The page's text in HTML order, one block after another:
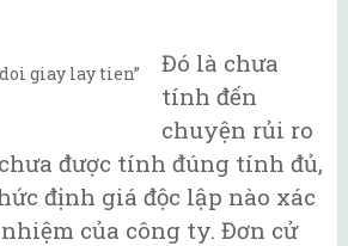
Đó là chưa
tính đến
chuyện rủi ro
được tính đúng tính đủ,
định giá độc lập nào xác
của công ty. Đơn cử